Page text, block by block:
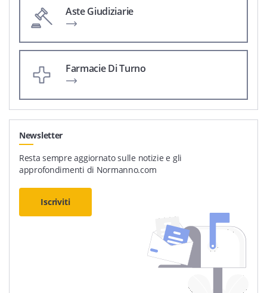
Aste Giudiziarie
Farmacie Di Turno
Newsletter
Resta sempre aggiornato sulle notizie e gli
approfondimenti di Normanno.com
Iscriviti